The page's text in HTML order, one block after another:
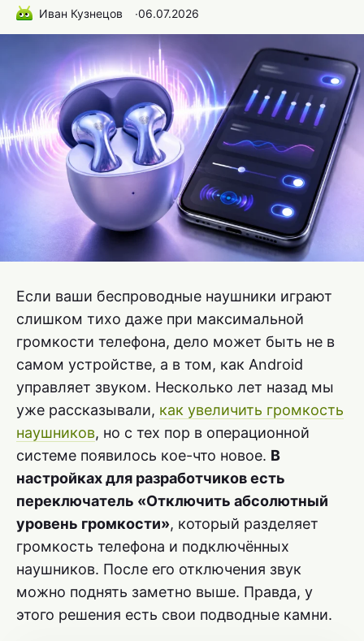
Иван Кузнецов ∙06.07.2026
Если ваши беспроводные наушники играют
слишком тихо даже при максимальной
громкости телефона, дело может быть не в
самом устройстве, а в том, как Android
управляет звуком. Несколько лет назад мы
уже рассказывали, как увеличить громкость
наушников, но с тех пор в операционной
системе появилось кое-что новое. В
настройках для разработчиков есть
переключатель «Отключить абсолютный
уровень громкости», который разделяет
громкость телефона и подключённых
наушников. После его отключения звук
можно поднять заметно выше. Правда, у
этого решения есть свои подводные камни.